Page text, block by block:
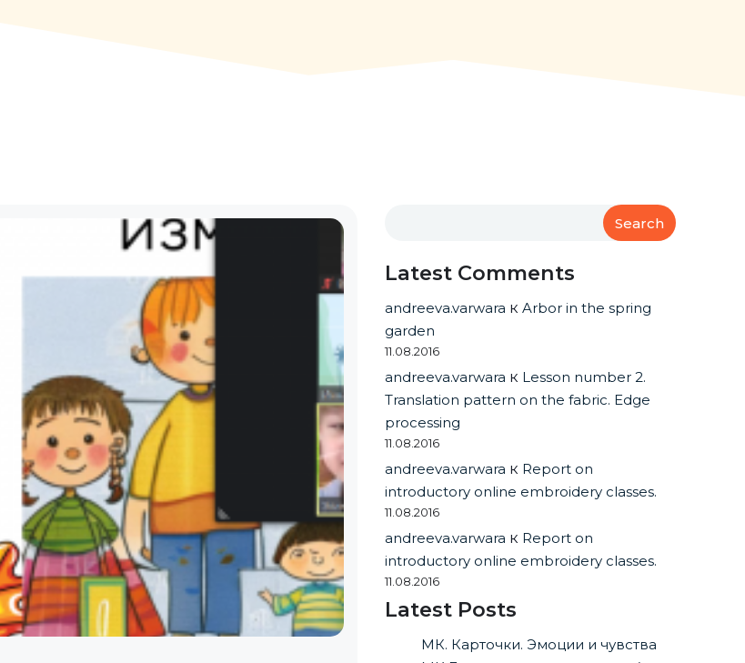
Search
Latest Comments
andreeva.varwara кArbor in the spring
garden
11.08.2016
andreeva.varwara к Lesson number 2.
Translation pattern on the fabric. Edge
processing
11.08.2016
andreeva.varwara к Report on
introductory online embroidery classes.
11.08.2016
andreeva.varwara к Report on
introductory online embroidery classes.
11.08.2016
Latest Posts
МК. Карточки. Эмоции и чувства